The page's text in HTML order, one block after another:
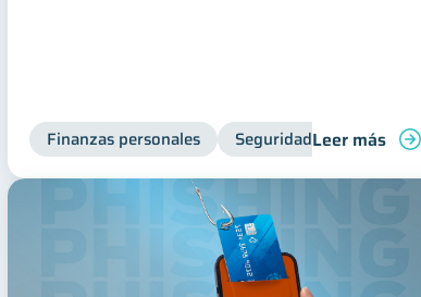
Finanzas personales Seguridad financiera
Leer más